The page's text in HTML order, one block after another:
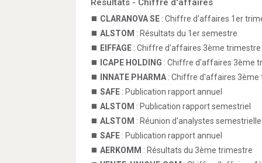
Résultats - Chiffre d'affaires
CLARANOVA SE : Chiffre d'affaires 1er
ALSTOM : Résultats du 1er semestre
EIFFAGE : Chiffre d'affaires 3ème trimestre
ICAPE HOLDING : Chiffre d'affaires 3ème
INNATE PHARMA : Chiffre d'affaires 3ème
SAFE : Publication rapport annuel
ALSTOM : Publication rapport semestriel
ALSTOM : Réunion d'analystes semestrielle
SAFE : Publication rapport annuel
AERKOMM : Résultats du 3ème trimestre